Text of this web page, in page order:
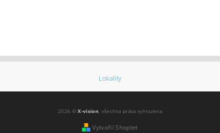
Lokality
2026 ©X-vision, všechna práva vyhrazena
Vytvořil Shoptet